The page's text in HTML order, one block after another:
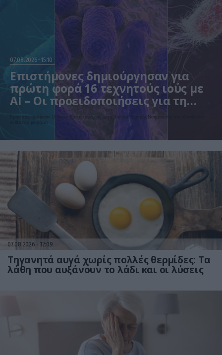
07.08.2026 15:10
Επιστήμονες δημιούργησαν για
πρώτη φορά 16 τεχνητούς ιούς με
AI – Οι προειδοποιήσεις για τη
βιοασφάλεια
Ερευνητές σχεδίασαν 16 νέους βακτηριοφάγους με τη βοήθεια Τεχνητής Νοημοσύνης που εξοντώνουν
ανθεκτικά μικρόβια
07.08.2026 12:09
Τηγανητά αυγά χωρίς πολλές θερμίδες: Τα
λάθη που αυξάνουν το λάδι και οι λύσεις